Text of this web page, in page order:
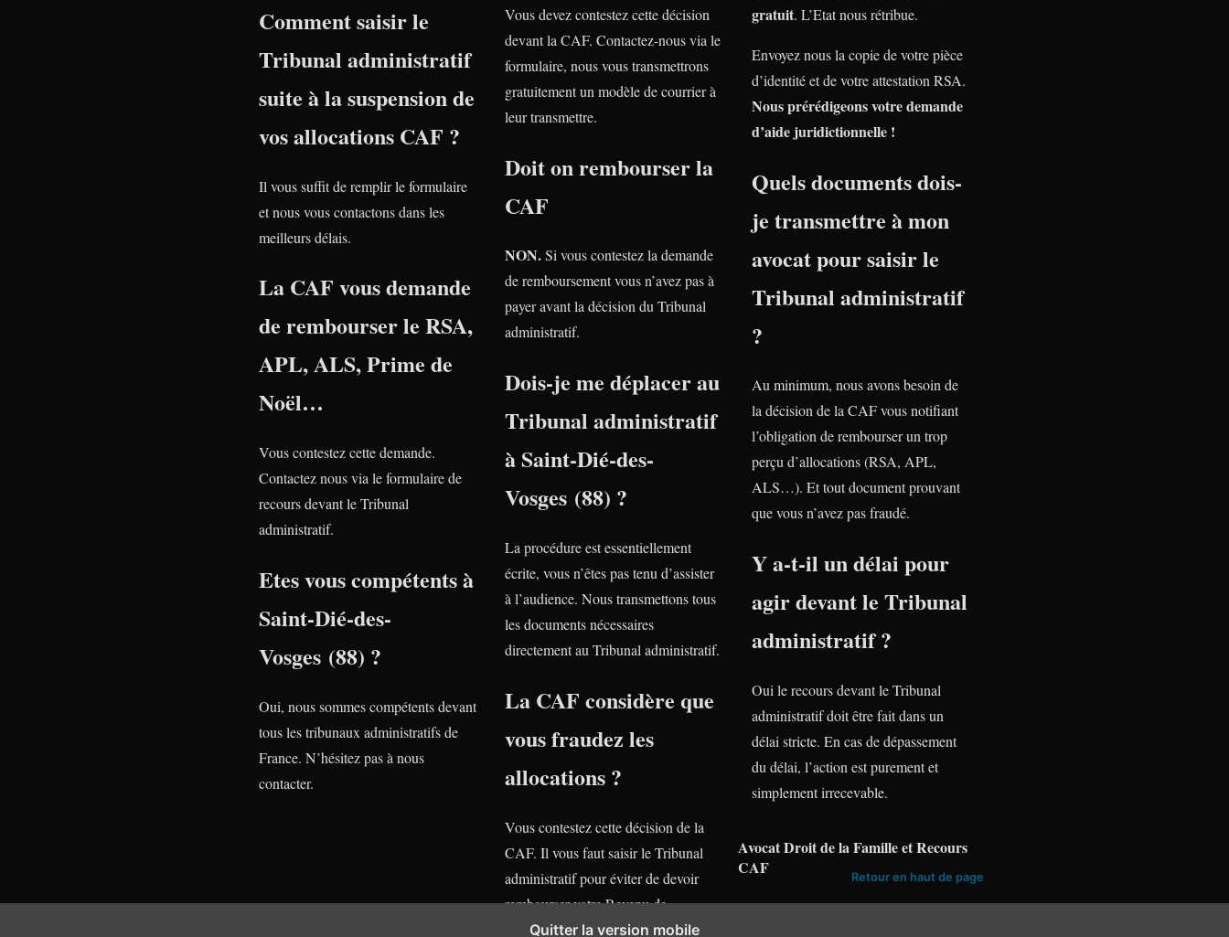
Comment saisir le
Tribunal administratif
suite à la suspension de
vos allocations CAF ?
Il vous suffit de remplir le formulaire
et nous vous contactons dans les
meilleurs délais.
La CAF vous demande
de rembourser le RSA,
APL, ALS, Prime de
Noël…
Vous contestez cette demande.
Contactez nous via le formulaire de
recours devant le Tribunal
administratif.
Etes vous compétents à
Saint-Dié-des-
Vosges (88) ?
Oui, nous sommes compétents devant
tous les tribunaux administratifs de
France. N’hésitez pas à nous
contacter.
Vous devez contestez cette décision
devant la CAF. Contactez-nous via le
formulaire, nous vous transmettrons
gratuitement un modèle de courrier à
leur transmettre.
Doit on rembourser la
CAF
NON.Si vous contestez la demande
de remboursement vous n’avez pas à
payer avant la décision du Tribunal
administratif.
Dois-je me déplacer au
Tribunal administratif
à Saint-Dié-des-
Vosges (88) ?
La procédure est essentiellement
écrite, vous n’êtes pas tenu d’assister
à l’audience. Nous transmettons tous
les documents nécessaires
directement au Tribunal administratif.
La CAF considère que
vous fraudez les
allocations ?
Vous contestez cette décision de la
CAF. Il vous faut saisir le Tribunal
administratif pour éviter de devoir
rembourser votre Revenu de
Solidarité Active.Nos avocats se
gratuit. L’Etat nous rétribue.
Envoyez nous la copie de votre pièce
d’identité et de votre attestation RSA.
Nous prérédigeons votre demande
d’aide juridictionnelle !
Quels documents dois-
je transmettre à mon
avocat pour saisir le
Tribunal administratif
?
Au minimum, nous avons besoin de
la décision de la CAF vous notifiant
l’obligation de rembourser un trop
perçu d’allocations (RSA, APL,
ALS…). Et tout document prouvant
que vous n’avez pas fraudé.
Y a-t-il un délai pour
agir devant le Tribunal
administratif ?
Oui le recours devant le Tribunal
administratif doit être fait dans un
délai stricte. En cas de dépassement
du délai, l’action est purement et
simplement irrecevable.
Avocat Droit de la Famille et Recours
CAF
Retour en haut de page
Quitter la version mobile